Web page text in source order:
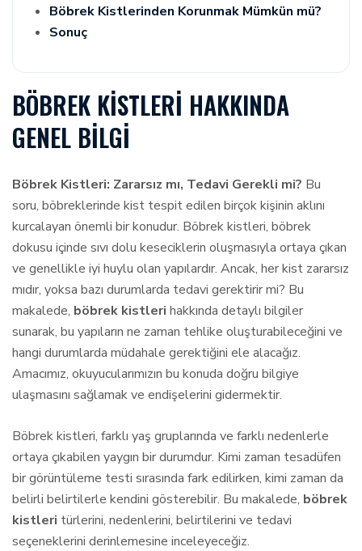
Böbrek Kistlerinden Korunmak Mümkün mü?
Sonuç
BÖBREK KISTLERI HAKKINDA
GENEL BILGI
Böbrek Kistleri: Zararsız mı, Tedavi Gerekli mi? Bu
soru, böbreklerinde kist tespit edilen birçok kişinin aklını
kurcalayan önemli bir konudur. Böbrek kistleri, böbrek
dokusu içinde sıvı dolu keseciklerin oluşmasıyla ortaya çıkan
ve genellikle iyi huylu olan yapılardır. Ancak, her kist zararsız
mıdır, yoksa bazı durumlarda tedavi gerektirir mi? Bu
makalede, böbrek kistleri hakkında detaylı bilgiler
sunarak, bu yapıların ne zaman tehlike oluşturabileceğini ve
hangi durumlarda müdahale gerektiğini ele alacağız.
Amacımız, okuyucularımızın bu konuda doğru bilgiye
ulaşmasını sağlamak ve endişelerini gidermektir.
Böbrek kistleri, farklı yaş gruplarında ve farklı nedenlerle
ortaya çıkabilen yaygın bir durumdur. Kimi zaman tesadüfen
bir görüntüleme testi sırasında fark edilirken, kimi zaman da
belirli belirtilerle kendini gösterebilir. Bu makalede, böbrek
kistleri türlerini, nedenlerini, belirtilerini ve tedavi
seçeneklerini derinlemesine inceleyeceğiz.